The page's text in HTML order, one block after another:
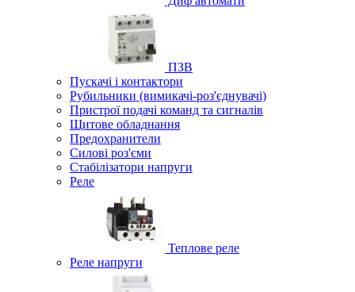
ПЗВ
Пускачі і контактори
Рубильники (вимикачі-роз'єднувачі)
Пристрої подачі команд та сигналів
Щитове обладнання
Предохранители
Силові роз'єми
Стабілізатори напруги
Реле
Теплове реле
Реле напруги